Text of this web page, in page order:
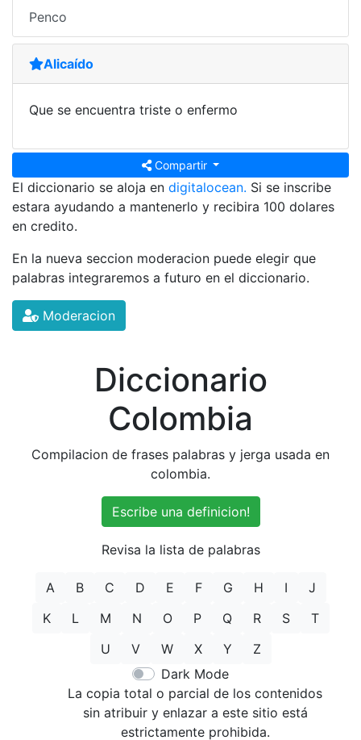
Penco
Alicaído
Que se encuentra triste o enfermo
Compartir
El diccionario se aloja en digitalocean. Si se inscribe
estara ayudando a mantenerlo y recibira 100 dolares
en credito.
En la nueva seccion moderacion puede elegir que
palabras integraremos a futuro en el diccionario.
Moderacion
Diccionario
Colombia
Compilacion de frases palabras y jerga usada en
colombia.
Escribe una definicion!
Revisa la lista de palabras
A B C D E F G H I
J
K
L M N O P Q R S
T
U
V W X Y
Z
Dark Mode
La copia total o parcial de los contenidos
sin atribuir y enlazar a este sitio está
estrictamente prohibida.